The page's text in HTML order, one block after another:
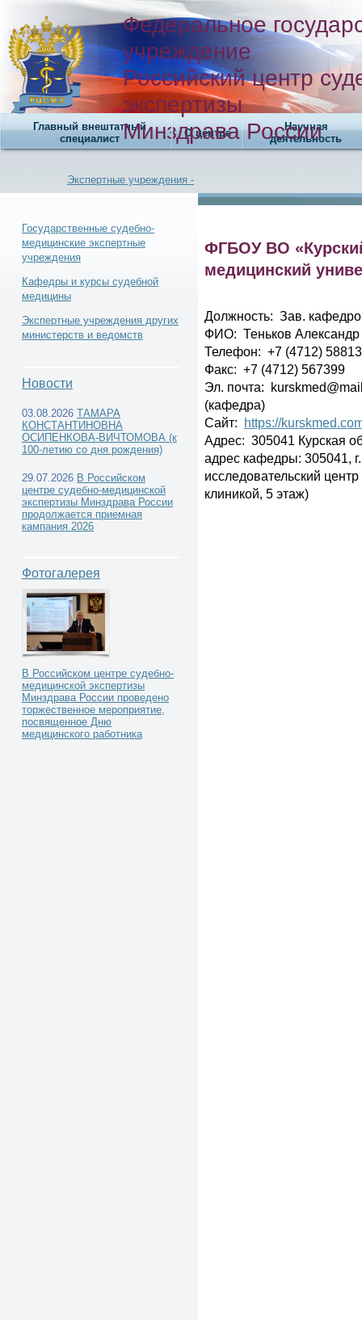
Федеральное
учреждение
Российский центр
экспертизы
Минздрава России
Главный внештатный
специалист
О центре
Научная
деятельность
Экспертные учреждения -
Учреждения высшего
профессионального образования -
кафедры и курсы судебной медицины -
Центральный федеральный округ -
ФГБОУ ВО «Курский государственный
Государственные судебно-
медицинские экспертные
учреждения
Кафедры и курсы судебной
медицины
Экспертные учреждения других
министерств и ведомств
Новости
03.08.2026 ТАМАРА
КОНСТАНТИНОВНА
ОСИПЕНКОВА-ВИЧТОМОВА (к
100-летию со дня рождения)
29.07.2026 В Российском
центре судебно-медицинской
экспертизы Минздрава России
продолжается приемная
кампания 2026
Фотогалерея
В Российском центре судебно-
медицинской экспертизы
Минздрава России проведено
торжественное мероприятие,
посвященное Дню
медицинского работника
ФГБОУ ВО
медицинский
Должность: Зав.
ФИО: Теньков
Телефон: +7 (4712)
Факс: +7 (4712) 567399
Эл. почта:
(кафедра)
Сайт: https://
Адрес: 305041 Курская
адрес кафедры: 305041,
исследовательский
клиникой, 5 этаж)